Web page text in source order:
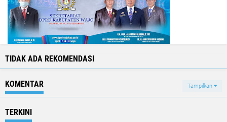
TIDAK ADA REKOMENDASI
KOMENTAR Tampilkan
TERKINI